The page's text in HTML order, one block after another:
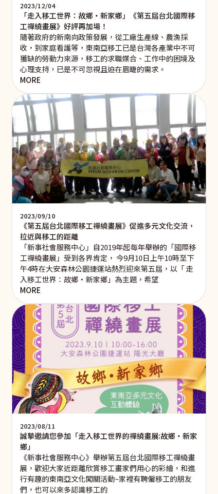
2023/12/04
「走入移工世界：故鄉‧新家鄉」《第五屆台北國際移
工禪繞畫展》好評再加場！
隨著政府的新南向政策發展，從工廠生產線、農漁採
收，到家庭看護等，東南亞移工已是台灣各產業中不可
獲缺的勞動力來源，移工的求職媒合、工作中的困境及
心理支持，已是不可忽視且迫在眉睫的需求。
MORE
2023/09/10
《第五屆台北國際移工禪繞畫展》促進多元文化交流，
拉近與移工的距離
「新事社會服務中心」自2019年起每年舉辦的「國際移
工禪繞畫展」受到各界肯定， 今9月10日上午10時至下
午4時在大安森林公園捷運站熱烈迎來第五屆，以「 走
入移工世界：故鄉‧新家鄉」為主題，希望
MORE
2023/08/11
誠摯邀請您參加「走入移工世界的禪繞畫展:故鄉‧新家
鄉」
《新事社會服務中心》舉辦第五屆台北國際移工禪繞畫
展，歡迎大家近距離欣賞移工畫家們用心的彩繪，和進
行有趣的東南亞文化闖關活動~家裡有聘僱移工的朋友
們，也可以來多認識移工的